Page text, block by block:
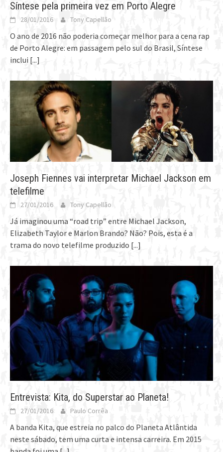
Síntese pela primeira vez em Porto Alegre
28/01/2016 Tony Capellão
O ano de 2016 não poderia começar melhor para a cena rap
de Porto Alegre: em passagem pelo sul do Brasil, Síntese
inclui [...]
Joseph Fiennes vai interpretar Michael Jackson em
telefilme
27/01/2016 Tony Capellão
Já imaginou uma “road trip” entre Michael Jackson,
Elizabeth Taylor e Marlon Brando? Não? Pois, esta é a
trama do novo telefilme produzido [...]
Entrevista: Kita, do Superstar ao Planeta!
27/01/2016 Paulo Corrêa
A banda Kita, que estreia no palco do Planeta Atlântida
neste sábado, tem uma curta e intensa carreira. Em 2015